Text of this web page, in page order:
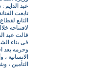
عبد الدايم
تابعت
التابع
لافتتاحه
قالت عبد
فى بناء
وحرمه يعد
التأمين ،